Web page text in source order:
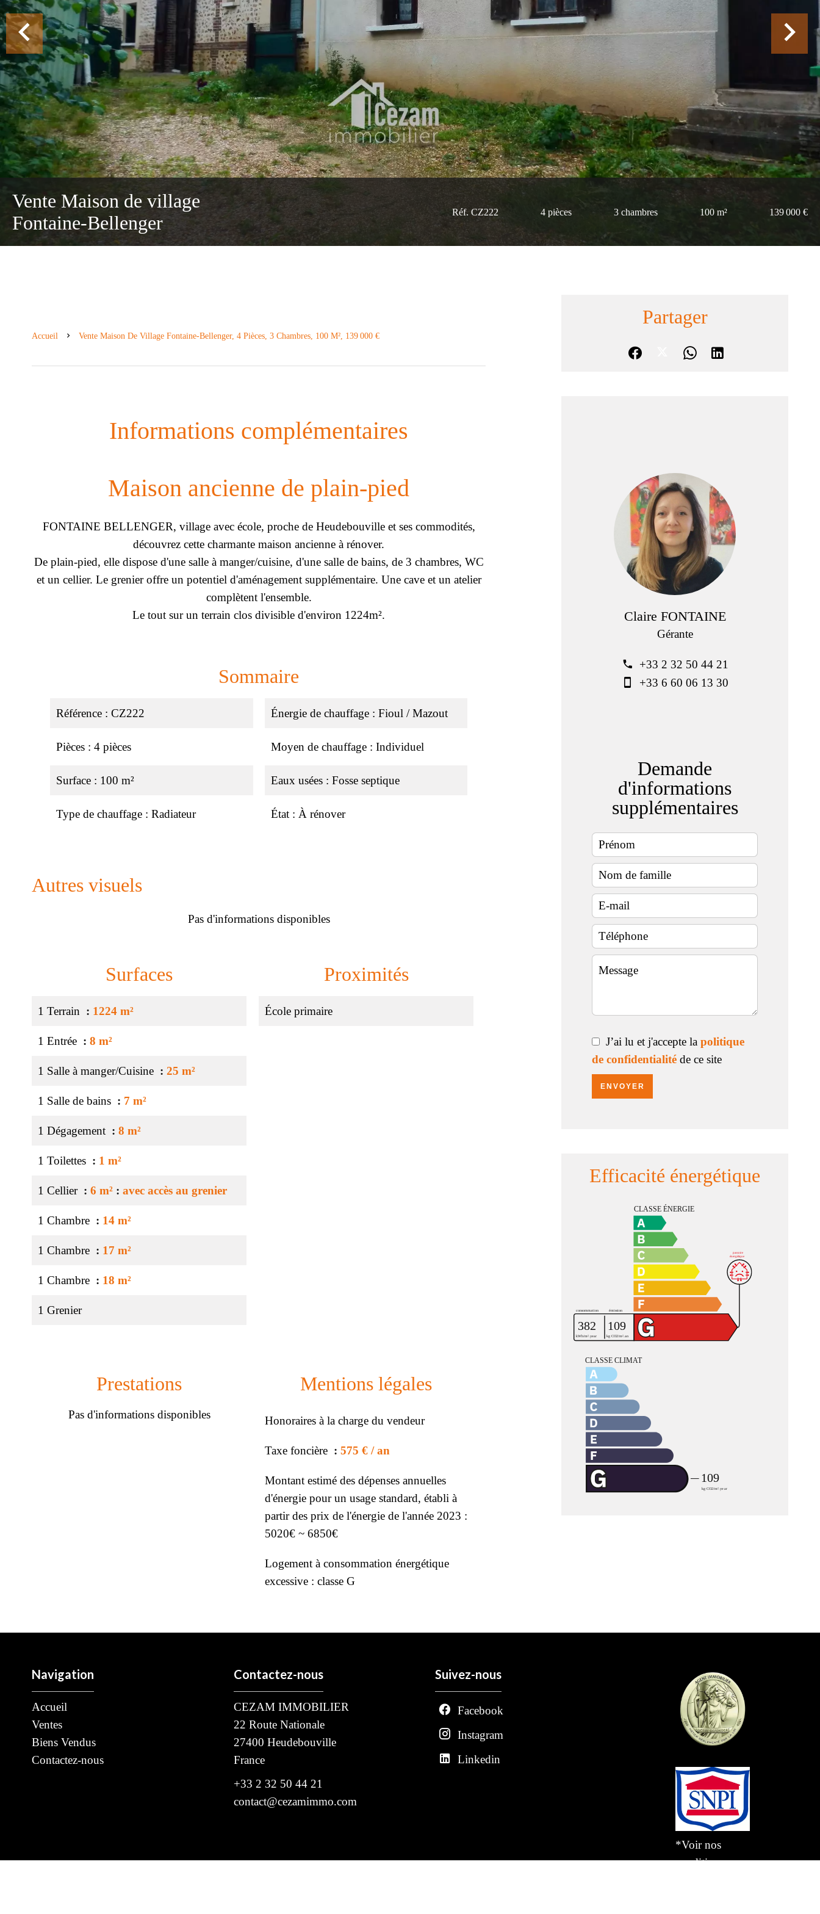
Vente Maison de village
Fontaine-Bellenger
Réf. CZ222 4 pièces 3 chambres 100 m² 139 000 €
Accueil Vente Maison De Village Fontaine-Bellenger, 4 Pièces, 3 Chambres, 100 M², 139 000 €
Informations complémentaires
Maison ancienne de plain-pied
FONTAINE BELLENGER, village avec école, proche de Heudebouville et ses commodités,
découvrez cette charmante maison ancienne à rénover.
De plain-pied, elle dispose d'une salle à manger/cuisine, d'une salle de bains, de 3 chambres, WC
et un cellier. Le grenier offre un potentiel d'aménagement supplémentaire. Une cave et un atelier
complètent l'ensemble.
Le tout sur un terrain clos divisible d'environ 1224m².
Sommaire
Référence CZ222
Pièces 4 pièces
Surface 100 m²
Type de chauffage Radiateur
Énergie de chauffage Fioul / Mazout
Moyen de chauffage Individuel
Eaux usées Fosse septique
État À rénover
Autres visuels
Pas d'informations disponibles
Surfaces
1 Terrain 1224 m²
1 Entrée 8 m²
1 Salle à manger/Cuisine 25 m²
1 Salle de bains 7 m²
1 Dégagement 8 m²
1 Toilettes 1 m²
1 Cellier 6 m² avec accès au grenier
1 Chambre 14 m²
1 Chambre 17 m²
1 Chambre 18 m²
1 Grenier
Proximités
École primaire
Prestations
Pas d'informations disponibles
Mentions légales
Honoraires à la charge du vendeur
Taxe foncière 575 € / an
Montant estimé des dépenses annuelles
d'énergie pour un usage standard, établi à
partir des prix de l'énergie de l'année 2023 :
5020€ ~ 6850€
Logement à consommation énergétique
excessive : classe G
Partager
Claire FONTAINE
Gérante
+33 2 32 50 44 21
+33 6 60 06 13 30
Demande
d'informations
supplémentaires
J’ai lu et j'accepte la politique
de confidentialité de ce site
ENVOYER
Efficacité énergétique
Navigation
Accueil
Ventes
Biens Vendus
Contactez-nous
Contactez-nous
CEZAM IMMOBILIER
22 Route Nationale
27400 Heudebouville
France
+33 2 32 50 44 21
contact@cezamimmo.com
Suivez-nous
Facebook
Instagram
Linkedin
*Voir nos
conditions en